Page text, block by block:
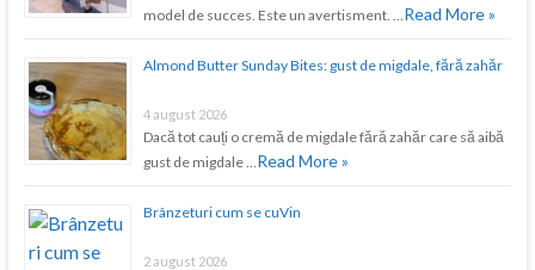
model de succes. Este un avertisment. … Read More »
Almond Butter Sunday Bites: gust de migdale, fără zahăr
4 august 2026
Dacă tot cauți o cremă de migdale fără zahăr care să aibă
gust de migdale … Read More »
Brânzeturi cum se cuVin
2 august 2026